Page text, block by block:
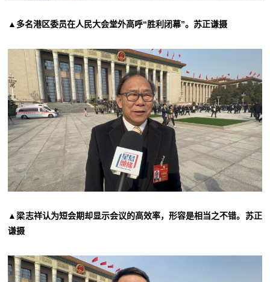
▲多名港区委员在人民大会堂外高呼“胜利闭幕”。苏正谦摄
▲梁志祥认为短会期却显示会议的高效率，形容是相当之不错。苏正
谦摄